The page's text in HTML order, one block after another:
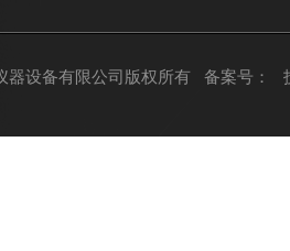
器设备有限公司版权所有 备案号：